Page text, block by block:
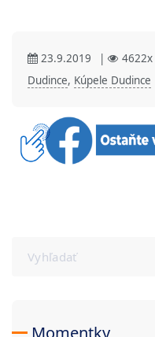
23.9.2019 | 4622x
Dudince, Kúpele Dudince
Momentky